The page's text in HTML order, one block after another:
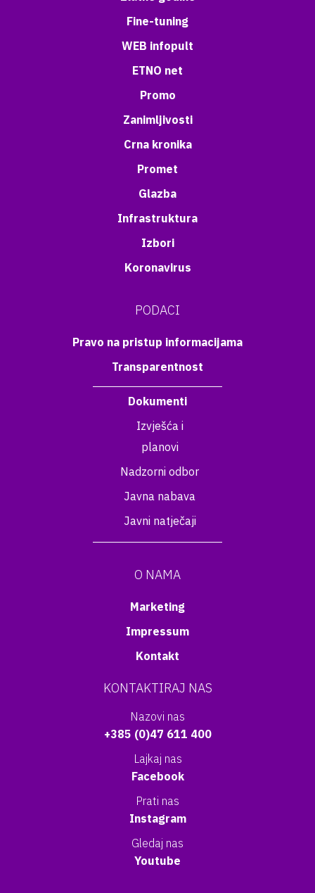
Fine-tuning
WEB infopult
ETNO net
Promo
Zanimljivosti
Crna kronika
Promet
Glazba
Infrastruktura
Izbori
Koronavirus
PODACI
Pravo na pristup informacijama
Transparentnost
Dokumenti
Izvješća i
planovi
Nadzorni odbor
Javna nabava
Javni natječaji
O NAMA
Marketing
Impressum
Kontakt
KONTAKTIRAJ NAS
Nazovi nas
+385 (0)47 611 400
Lajkaj nas
Facebook
Prati nas
Instagram
Gledaj nas
Youtube